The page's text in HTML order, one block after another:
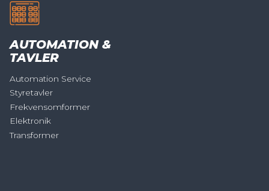
AUTOMATION &
TAVLER
Automation Service
Styretavler
Frekvensomformer
Elektronik
Transformer